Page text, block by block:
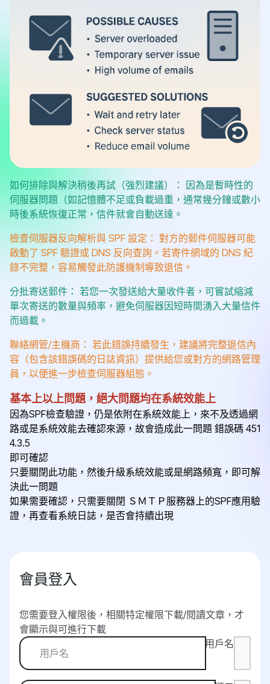
會員登入
您需要登入權限後，相關特定權限下載/閱讀文章，才
會顯示與可進行下載
用戶名
如何排除與解決稍後再試（強烈建議）： 因為是暫時性的
伺服器問題（如記憶體不足或負載過重，通常幾分鐘或數小
時後系統恢復正常，信件就會自動送達。
檢查伺服器反向解析與 SPF 設定： 對方的郵件伺服器可能
啟動了 SPF 驗證或 DNS 反向查詢。若寄件網域的 DNS 紀
錄不完整，容易觸發此防護機制導致退信。
分批寄送郵件： 若您一次發送給大量收件者，可嘗試縮減
單次寄送的數量與頻率，避免伺服器因短時間湧入大量信件
而過載。
聯絡網管/主機商： 若此錯誤持續發生，建議將完整退信內
容（包含該錯誤碼的日誌資訊）提供給您或對方的網路管理
員，以便進一步檢查伺服器組態。
基本上以上問題，絕大問題均在系統效能上
因為SPF檢查驗證，仍是依附在系統效能上，來不及透過網
路或是系統效能去確認來源，故會造成此一問題 錯誤碼 451
4.3.5
即可確認
只要關閉此功能，然後升級系統效能或是網路頻寬，即可解
決此一問題
如果需要確認，只需要關閉 ＳＭＴＰ服務器上的SPF應用驗
證，再查看系統日誌，是否會持續出現